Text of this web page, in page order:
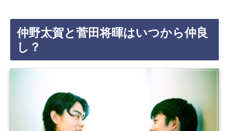
仲野太賀と菅田将暉はいつから仲良
し？